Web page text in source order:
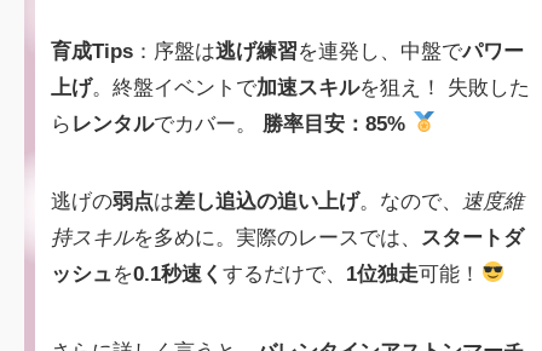
育成Tips ：序盤は逃げ練習を連発し、中盤でパワー
上げ。終盤イベントで加速スキルを狙え！ 失敗した
ら レンタルでカバー。 勝率目安：85%
逃げの弱点は差し追込の追い上げ。なので、 速度維
持スキルを多めに。実際のレースでは、 スタートダ
ッシュ を0.1秒速くするだけで、 1位独走可能！